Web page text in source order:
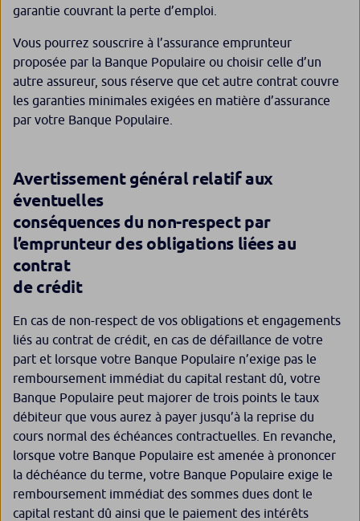
garantie couvrant la perte d’emploi.
Vous pourrez souscrire à l’assurance emprunteur
proposée par la Banque Populaire ou choisir celle d’un
autre assureur, sous réserve que cet autre contrat couvre
les garanties minimales exigées en matière d’assurance
par votre Banque Populaire.
Avertissement général relatif aux
éventuelles
conséquences du non-respect par
l’emprunteur des obligations liées au
contrat
de crédit
En cas de non-respect de vos obligations et engagements
liés au contrat de crédit, en cas de défaillance de votre
part et lorsque votre Banque Populaire n’exige pas le
remboursement immédiat du capital restant dû, votre
Banque Populaire peut majorer de trois points le taux
débiteur que vous aurez à payer jusqu’à la reprise du
cours normal des échéances contractuelles. En revanche,
lorsque votre Banque Populaire est amenée à prononcer
la déchéance du terme, votre Banque Populaire exige le
remboursement immédiat des sommes dues dont le
capital restant dû ainsi que le paiement des intérêts